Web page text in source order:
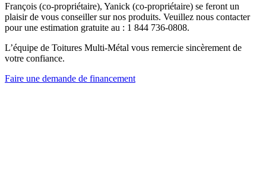
François (co-propriétaire), Yanick (co-propriétaire) se feront un
plaisir de vous conseiller sur nos produits. Veuillez nous contacter
pour une estimation gratuite au : 1 844 736-0808.
L’équipe de Toitures Multi-Métal vous remercie sincèrement de
votre confiance.
Faire une demande de financement